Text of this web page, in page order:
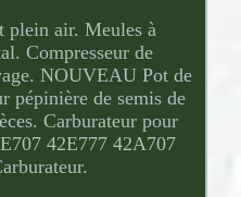
plein air. Meules à
Compresseur de
NOUVEAU Pot de
pépinière de semis de
Carburateur pour
42E777 42A707